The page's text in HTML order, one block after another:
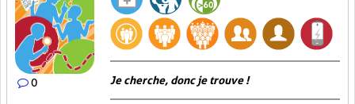
0 Je cherche, donc je trouve !